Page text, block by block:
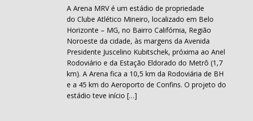
A Arena MRV é um estádio de propriedade
do Clube Atlético Mineiro, localizado em Belo
Horizonte – MG, no Bairro Califórnia, Região
Noroeste da cidade, às margens da Avenida
Presidente Juscelino Kubitschek, próxima ao Anel
Rodoviário e da Estação Eldorado do Metrô (1,7
km). A Arena fica a 10,5 km da Rodoviária de BH
e a 45 km do Aeroporto de Confins. O projeto do
estádio teve início […]